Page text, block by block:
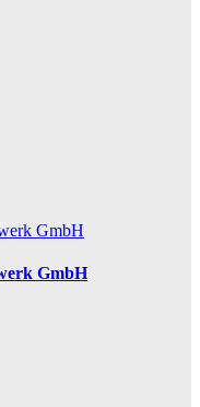
GmbH